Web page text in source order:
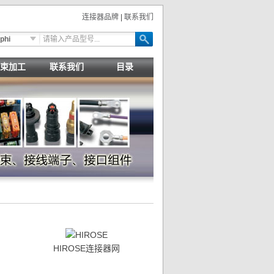
连接器品牌 联系我们
加工 联系我们 目录
HIROSE连接器网